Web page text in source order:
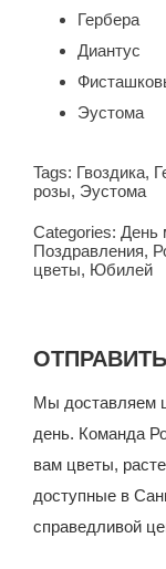
Гербера
Диантус
Эустома
Tags: Гвоздика,
розы, Эустома
Categories: День
Поздравления,
цветы, Юбилей
Мы доставляем
день. Команда
вам цветы,
доступные в
справедливой